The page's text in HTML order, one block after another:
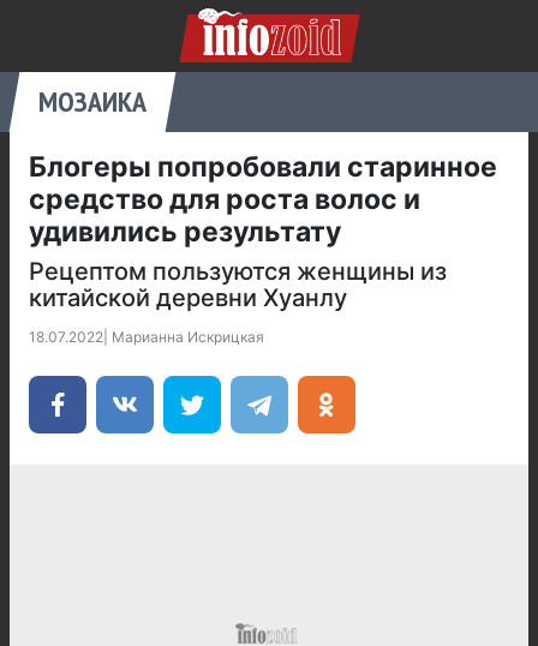
МОЗАИКА
Блогеры попробовали старинное
средство для роста волос и
удивились результату
Рецептом пользуются женщины из
китайской деревни Хуанлу
18.07.2022 Марианна Искрицкая